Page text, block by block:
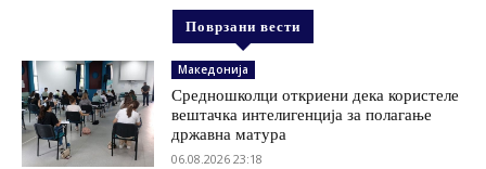
Поврзани вести
Македонија
Средношколци откриени дека користеле
вештачка интелигенција за полагање
државна матура
06.08.2026 23:18